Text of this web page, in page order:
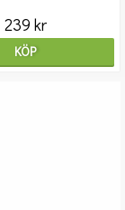
239 kr
KÖP